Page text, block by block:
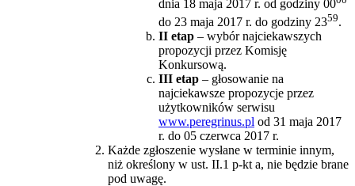
dnia 18 maja 2017 r. od godziny 00
do 23 maja 2017 r. do godziny 2359.
II etap – wybór najciekawszych
propozycji przez Komisję
Konkursową.
III etap – głosowanie na
najciekawsze propozycje przez
użytkowników serwisu
www.peregrinus.pl od 31 maja 2017
r. do 05 czerwca 2017 r.
Każde zgłoszenie wysłane w terminie innym,
niż określony w ust. II.1 p-kt a, nie będzie brane
pod uwagę.